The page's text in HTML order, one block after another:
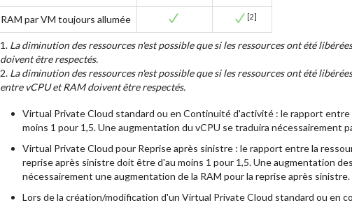
RAM par VM toujours allumée [2]
1. La diminution des ressources n'est possible que si les ressources ont été
doivent être respectés.
2. La diminution des ressources n'est possible que si les ressources ont été
entre vCPU et RAM doivent être respectés.
Virtual Private Cloud standard ou en Continuité d'activité : le rapport
moins 1 pour 1,5. Une augmentation du vCPU se traduira nécessairement
Virtual Private Cloud pour Reprise après sinistre : le rapport entre la
reprise après sinistre doit être d'au moins 1 pour 1,5. Une augmentation
nécessairement une augmentation de la RAM pour la reprise après sinistre.
Lors de la création/modification d'un Virtual Private Cloud standard ou en